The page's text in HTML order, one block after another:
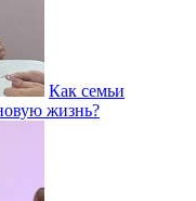
Как семьи
жизнь?